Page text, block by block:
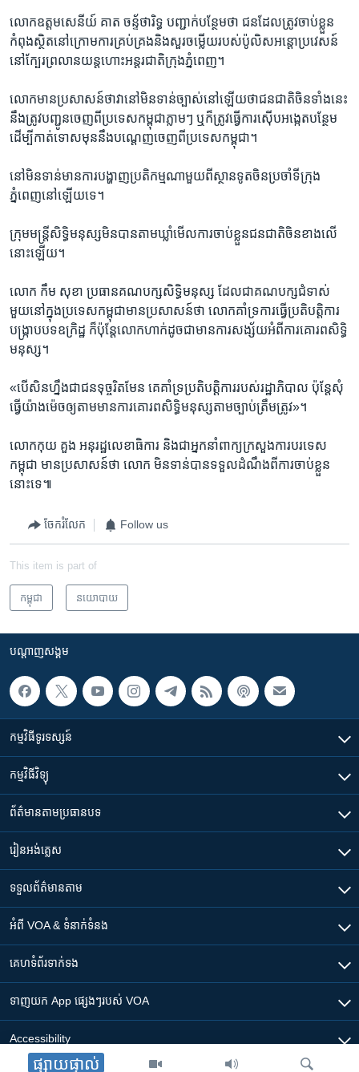
ផ្សាយផ្ទាល់
លោក​ឧត្តមសេនីយ៍​ គាត ចន្ទ័ថារិទ្ធ ​បញ្ជាក់​បន្ថែមថា​ ជន​ដែល​ត្រូវចាប់​ខ្លួន​
កំពុង​ស្ថិត​នៅក្រោម​ការគ្រប់​គ្រង​និង​សួរចម្លើយ​របស់​ប៉ូលិស​អន្ដោប្រវេសន៍​
នៅ​ក្បែរ​ព្រលាន​យន្ដហោះ​អន្ដរជាតិ​ក្រុង​ភ្នំពេញ។
លោក​មាន​ប្រសាសន៍​ថា​វា​នៅ​មិនទាន់​ច្បាស់​នៅឡើយ​ថា​ជនជាតិចិន​ទាំងនេះ​
នឹង​ត្រូវ​បញ្ជូនចេញ​ពីប្រទេស​កម្ពុជា​ភ្លាមៗ​ ឬក៏​ត្រូវ​ធ្វើ​ការស៊ើបអង្កេត​បន្ថែម​
ដើម្បីកាត់ទោស​មុន​នឹង​បណ្ដេញចេញ​ពីប្រទេស​កម្ពុជា។
នៅ​មិនទាន់​មាន​ការបង្ហាញ​ប្រតិកម្ម​ណាមួយ​ពី​ស្ថានទូត​ចិន​ប្រចាំ​ទីក្រុង​
ភ្នំពេញ​នៅ​ឡើយ​ទេ។
ក្រុម​មន្ដ្រី​សិទ្ធិមនុស្ស​មិនបាន​តាម​ឃ្លាំមើល​ការចាប់ខ្លួន​ជនជាតិ​ចិន​ខាងលើ​
នោះ​ឡើយ។
លោក ​កឹម សុខា ​ប្រធាន​គណបក្ស​សិទ្ធិមនុស្ស ​ដែល​ជា​គណបក្ស​ជំទាស់​
មួយ​នៅក្នុង​ប្រទេស​កម្ពុជា​មាន​ប្រសាសន៍​ថា លោក​គាំទ្រ​ការធ្វើ​ប្រតិបត្តិការ​
បង្រ្កាប​បទឧក្រិដ្ឋ ក៏​ប៉ុន្ដែ​លោក​ហាក់ដូច​ជា​មាន​ការសង្ស័យ​អំពី​ការគោរព​សិទ្ធិ​
មនុស្ស។
«បើសិន​ហ្នឹង​ជា​ជន​ទុច្ចរិត​មែន​ គេ​គាំទ្រ​ប្រតិបត្តិការ​របស់​រដ្ឋាភិបាល​ ប៉ុន្តែសុំ​
ធ្វើ​យ៉ាងម៉េច​ឲ្យតាម​មាន​ការគោរព​សិទ្ធិមនុស្ស​តាម​ច្បាប់​ត្រឹមត្រូវ»។
លោក​កុយ គួង​ អនុរដ្ឋលេខាធិការ​ និង​ជា​អ្នកនាំពាក្យ​ក្រសួង​ការបរទេស​
កម្ពុជា ​មាន​ប្រសាសន៍​ថា​ លោក មិនទាន់បាន​ទទួល​ដំណឹង​ពីការ​ចាប់ខ្លួន​
នោះ​ទេ៕
ចែករំលែក Follow us
This item is part of
កម្ពុជា នយោបាយ
បណ្តាញ​សង្គម
កម្មវិធី​ទូរទស្សន៍
កម្មវិធី​វិទ្យុ
ព័ត៌មាន​តាមប្រធានបទ​
រៀន​​អង់គ្លេស
ទទួល​ព័ត៌មាន​តាម
អំពី​ VOA & ទំនាក់ទំនង
គេហទំព័រ​​ទាក់ទង
ទាញយក​ App ផ្សេងៗ​របស់​ VOA
Accessibility